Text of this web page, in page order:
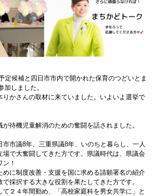
定候補と四日市市内で開かれた保育のつどいとま
加しました。
りかさんの取材に来ていました。いよいよ選挙で
待機児童解消のための奮闘を話されました。
市市議8年、三重県議8年、いのちと暮らし、一人
場で大奮闘してきた方です。県議時代は、県議会
！
めに制度改善・支援を国に求める請願署名の紹介
採択する大きな役割を果たしてきた方です。
２４年間勤め、「高校家庭科を男女共学に」と